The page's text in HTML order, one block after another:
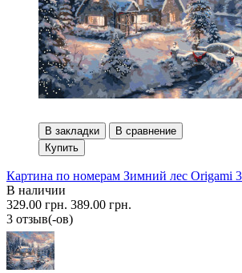
В закладки
В сравнение
Купить
Картина по номерам Зимний лес Origami
В наличии
329.00 грн. 389.00 грн.
3 отзыв(-ов)